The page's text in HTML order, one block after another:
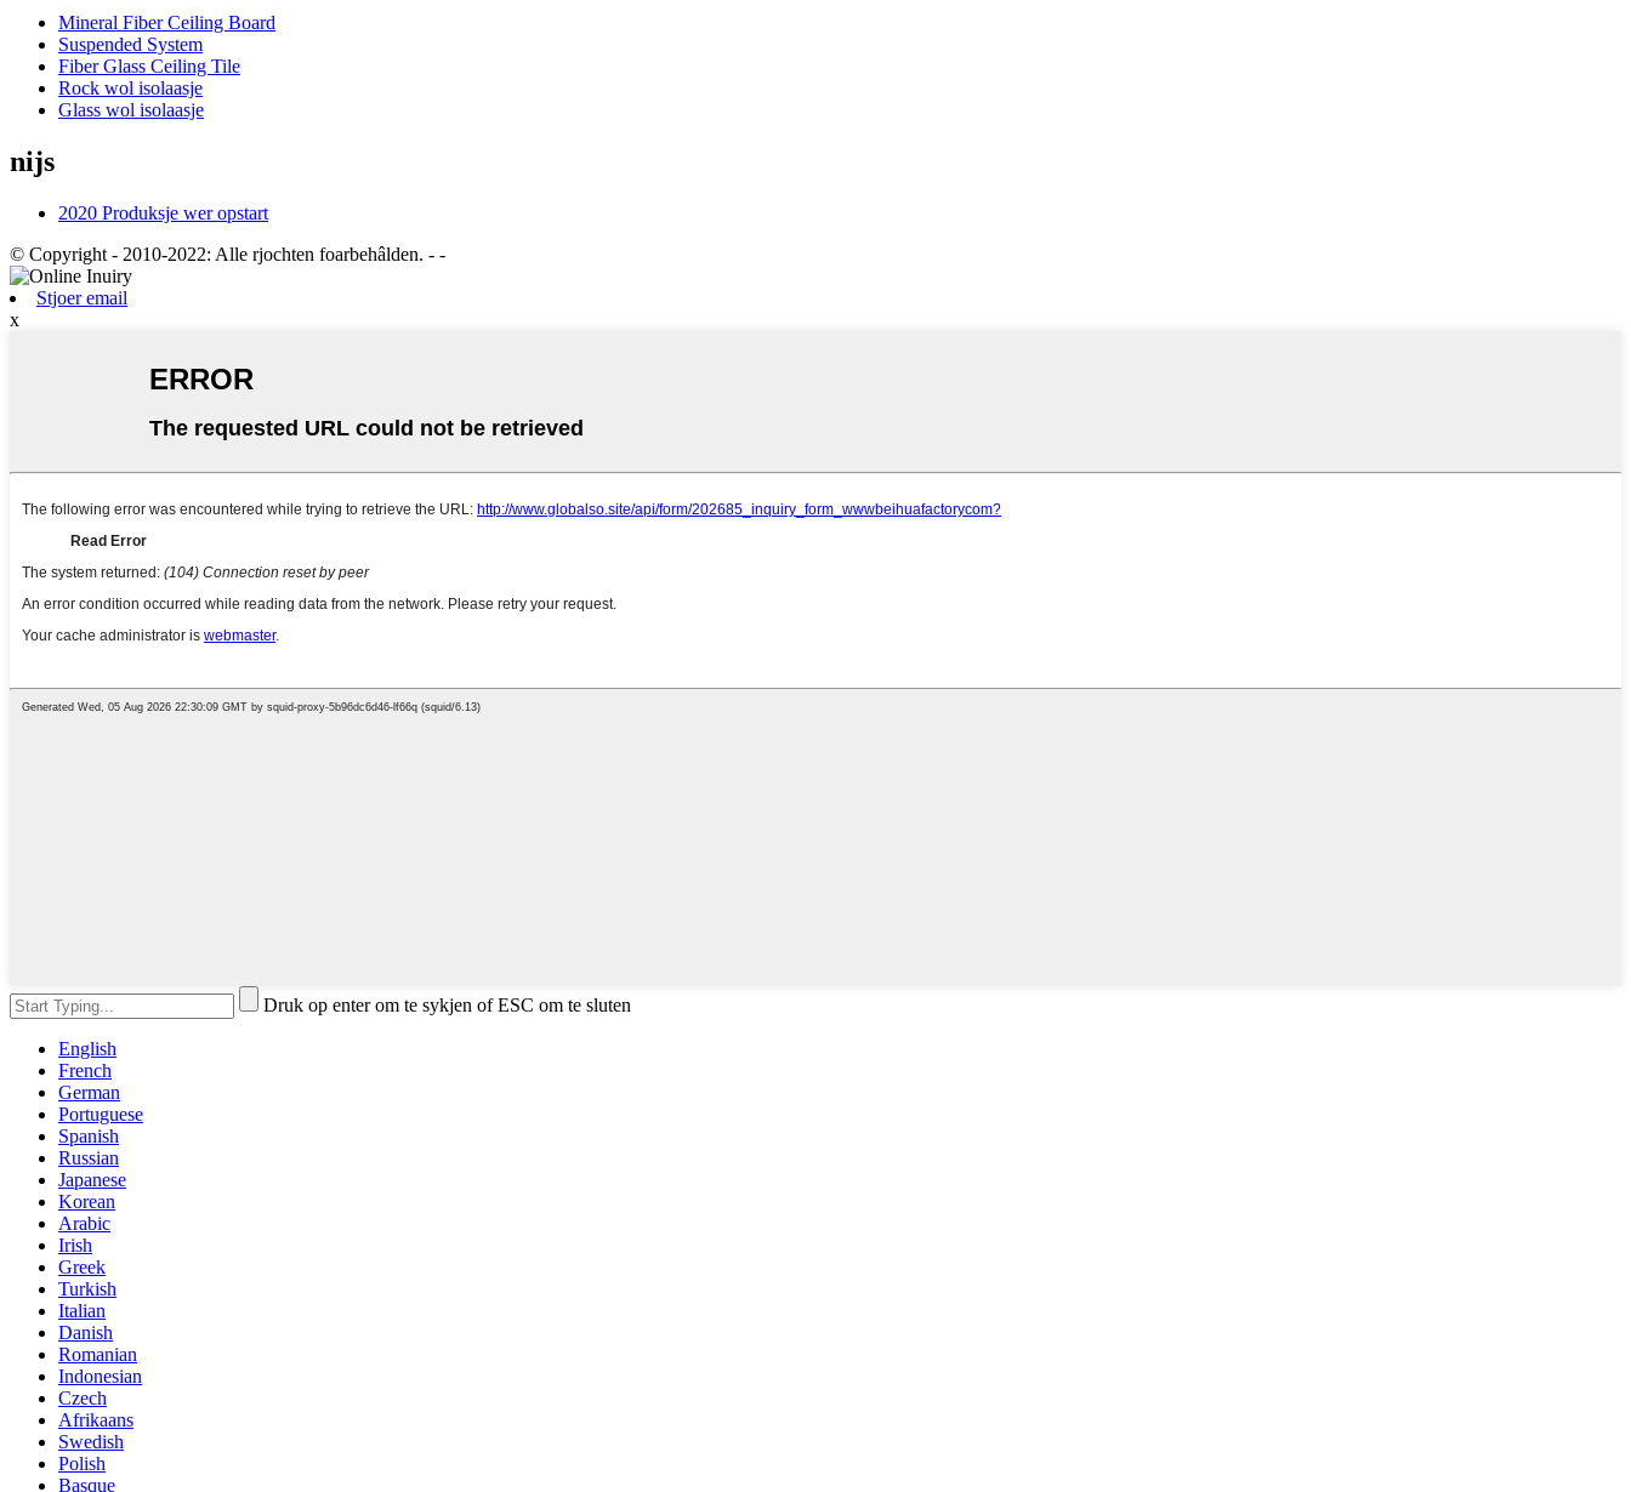
Mineral Fiber Ceiling Board
Suspended System
Fiber Glass Ceiling Tile
Rock wol isolaasje
Glass wol isolaasje
nijs
2020 Produksje wer opstart
© Copyright - 2010-2022: Alle rjochten foarbehâlden. - -
Stjoer email
x
Druk op enter om te sykjen of ESC om te sluten
English
French
German
Portuguese
Spanish
Russian
Japanese
Korean
Arabic
Irish
Greek
Turkish
Italian
Danish
Romanian
Indonesian
Czech
Afrikaans
Swedish
Polish
Basque